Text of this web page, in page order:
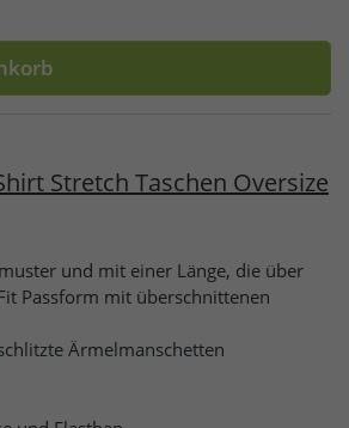
Stretch Taschen Oversize
und mit einer Länge, die über
Passform mit überschnittenen
Ärmelmanschetten